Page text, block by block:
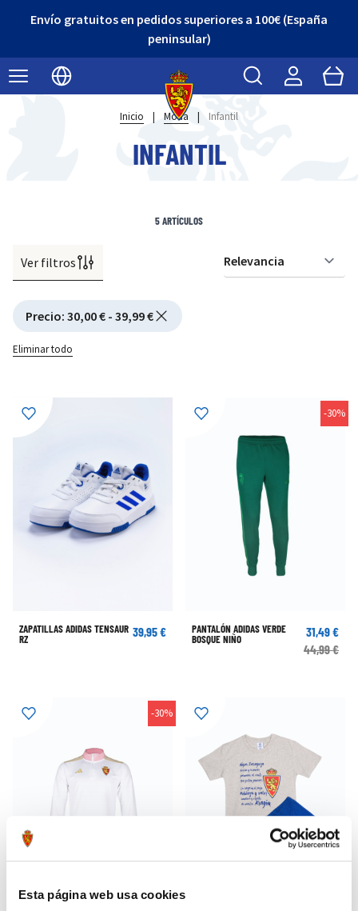
Esta página web usa cookies
Envío gratuitos en pedidos superiores a 100€ (España
peninsular)
Seleccionar idioma
Buscar Cart
Inicio | Moda | Infantil
INFANTIL
Ver filtros
Active filtering
Precio: 30,00 € - 39,99 €
Eliminar todo
5ARTÍCULOS
ZAPATILLAS ADIDAS TENSAUR
RZ
39,95 €
-30%
PANTALÓN ADIDAS VERDE
BOSQUE NIÑO
31,49 €
44,99 €
-30%